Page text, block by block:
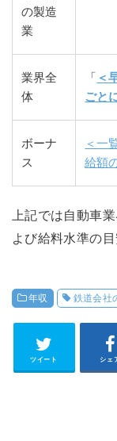
の製造
業
業界全
体
「 ＜
ごと
ボーナ
ス
＜一
給額
上記では自動車
よび給料水準の
年収 鉄道会社
ツイート シェ